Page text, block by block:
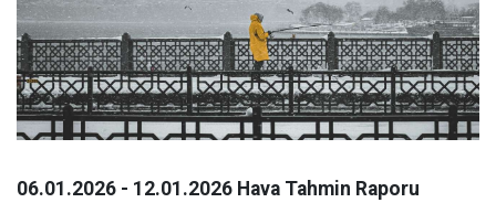
06.01.2026 - 12.01.2026 Hava Tahmin Raporu